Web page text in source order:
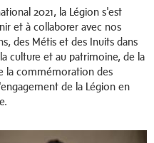
2021, la Légion s'est
et à collaborer avec nos
des Métis et des Inuits dans
culture et au patrimoine, de la
la commémoration des
de la Légion en